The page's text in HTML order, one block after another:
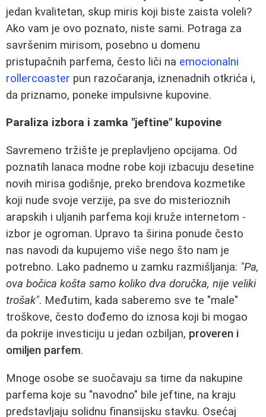
jedan kvalitetan, skup miris koji biste zaista voleli?
Ako vam je ovo poznato, niste sami. Potraga za
savršenim mirisom, posebno u domenu
pristupačnih parfema, često liči na emocionalni
rollercoaster pun razočaranja, iznenadnih otkrića i,
da priznamo, poneke impulsivne kupovine.
Paraliza izbora i zamka "jeftine" kupovine
Savremeno tržište je preplavljeno opcijama. Od
poznatih lanaca modne robe koji izbacuju desetine
novih mirisa godišnje, preko brendova kozmetike
koji nude svoje verzije, pa sve do misterioznih
arapskih i uljanih parfema koji kruže internetom -
izbor je ogroman. Upravo ta širina ponude često
nas navodi da kupujemo više nego što nam je
potrebno. Lako padnemo u zamku razmišljanja: "Pa,
ova bočica košta samo koliko dva doručka, nije veliki
trošak". Međutim, kada saberemo sve te "male"
troškove, često dođemo do iznosa koji bi mogao
da pokrije investiciju u jedan ozbiljan, proveren i
omiljen parfem.
Mnoge osobe se suočavaju sa time da nakupine
parfema koje su "navodno" bile jeftine, na kraju
predstavljaju solidnu finansijsku stavku. Osećaj